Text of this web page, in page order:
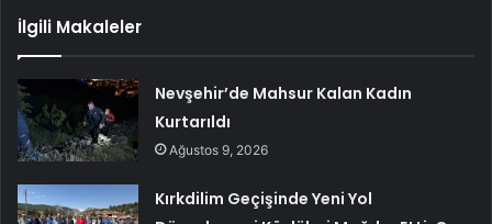
İlgili Makaleler
Nevşehir’de Mahsur Kalan Kadın
Kurtarıldı
Ağustos 9, 2026
Kırkdilim Geçişinde Yeni Yol